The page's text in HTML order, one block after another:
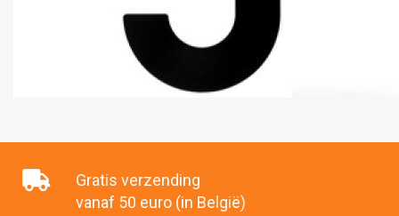
Gratis verzending
vanaf 50 euro (in België)